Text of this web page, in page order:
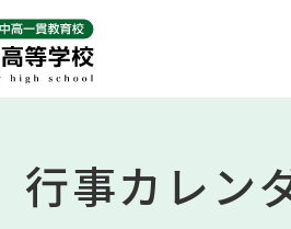
行事カレン